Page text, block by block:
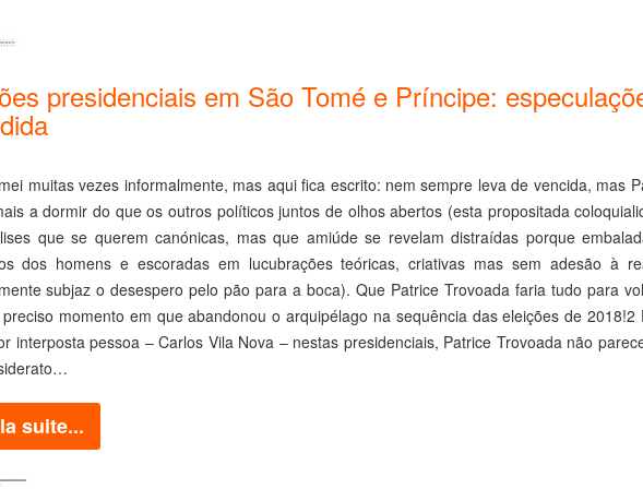
presidenciais em São Tomé e Príncipe:
muitas vezes informalmente, mas aqui fica escrito: nem sempre leva de vencida, mas
a dormir do que os outros políticos juntos de olhos abertos (esta propositada
que se querem canónicas, mas que amiúde se revelam distraídas porque
dos homens e escoradas em lucubrações teóricas, criativas mas sem adesão à
subjaz o desespero pelo pão para a boca). Que Patrice Trovoada faria tudo para
momento em que abandonou o arquipélago na sequência das eleições de
interposta pessoa – Carlos Vila Nova – nestas presidenciais, Patrice Trovoada não
suite...